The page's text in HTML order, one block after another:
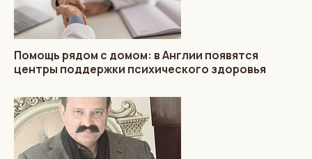
Помощь рядом с домом: в Англии появятся
центры поддержки психического здоровья